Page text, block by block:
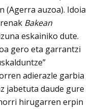
(Agerra auzoa). Idoia
Bakean
eskainiko dute.
gero eta garrantzi
adierazle garbia
jabetuta daude gure
hirugarren erpin